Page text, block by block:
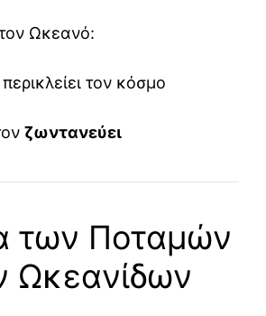
Ωκεανό:
τον κόσμο
ζωντανεύει
των Ποταμών
Ωκεανίδων